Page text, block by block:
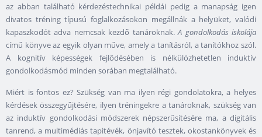
az abban található kérdezéstechnikai példái pedig a manapság igen
divatos tréning típusú foglalkozásokon megállnák a helyüket, valódi
kapaszkodót adva nemcsak kezdő tanároknak.A gondolkodás iskolája
című könyve az egyik olyan műve, amely a tanításról, a tanítókhoz szól.
A kognitív képességek fejlődésében is nélkülözhetetlen induktív
gondolkodásmód minden sorában megtalálható.
Miért is fontos ez? Szükség van ma ilyen régi gondolatokra, a helyes
kérdések összegyűjtésére, ilyen tréningekre a tanároknak, szükség van
az induktív gondolkodási módszerek népszerűsítésére ma, a digitális
tanrend, a multimédiás tapitévék, önjavító tesztek, okostankönyvek és